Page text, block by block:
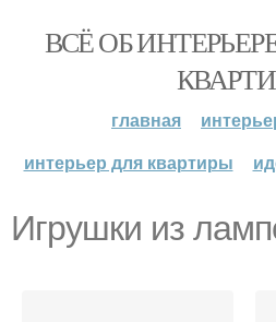
ВСЁ ОБ
главная
интерьер для квартиры
Игрушки из